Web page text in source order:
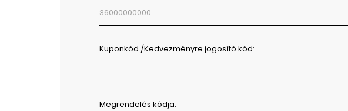
Kuponkód /Kedvezményre jogosító kód:
Megrendelés kódja: